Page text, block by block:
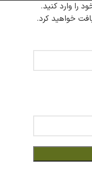
را وارد کنید.
خواهید کرد.